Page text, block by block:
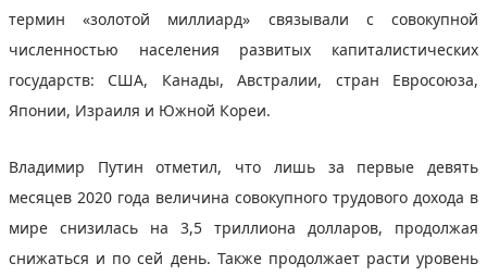
термин «золотой миллиард» связывали с совокупной
численностью населения развитых капиталистических
государств: США, Канады, Австралии, стран Евросоюза,
Японии, Израиля и Южной Кореи.
Владимир Путин отметил, что лишь за первые девять
месяцев 2020 года величина совокупного трудового дохода в
мире снизилась на 3,5 триллиона долларов, продолжая
снижаться и по сей день. Также продолжает расти уровень